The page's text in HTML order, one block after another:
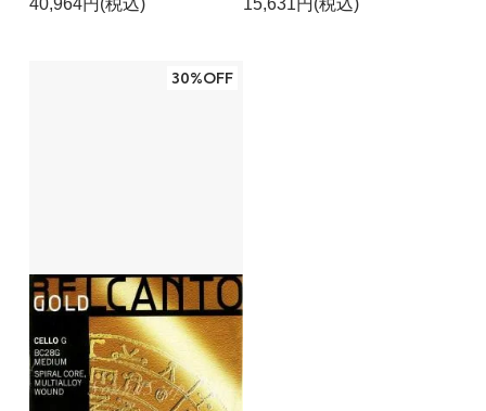
40,964円(税込) 15,631円(税込)
30%OFF